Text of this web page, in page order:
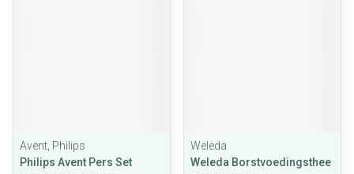
Avent, Philips
Philips Avent Pers Set
Weleda
Weleda Borstvoedingsthee